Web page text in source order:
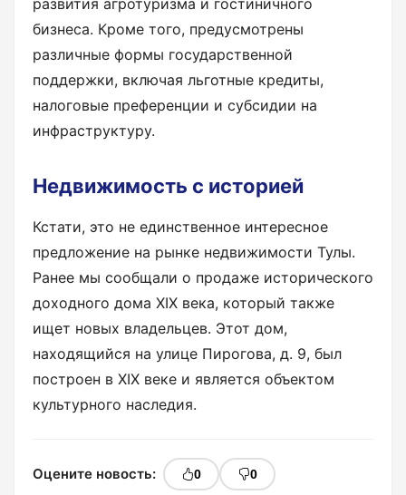
развития агротуризма и гостиничного
бизнеса. Кроме того, предусмотрены
различные формы государственной
поддержки, включая льготные кредиты,
налоговые преференции и субсидии на
инфраструктуру.
Недвижимость с историей
Кстати, это не единственное интересное
предложение на рынке недвижимости Тулы.
Ранее мы сообщали о продаже исторического
доходного дома XIX века, который также
ищет новых владельцев. Этот дом,
находящийся на улице Пирогова, д. 9, был
построен в XIX веке и является объектом
культурного наследия.
Оцените новость: 0 0